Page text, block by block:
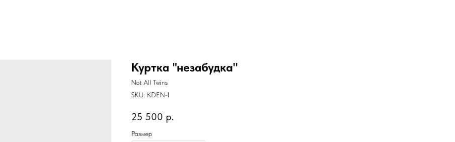
Куртка "незабудка"
Not All Twins
SKU: KDEN-1
25 500 р.
Размер